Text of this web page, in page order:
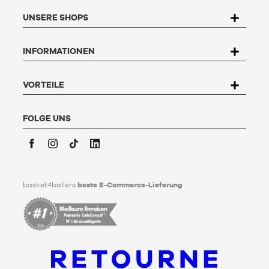
dem Gesetz Nr. 78-17 vom 6. Januar 1978 über Informatik,
Dateien und Freiheitsrechte haben Sie das Recht, auf die Sie
widersprechen und zu löschen. Um dieses Recht auszuüben,
kann der Nutzer an Basket4Ballers, 104 rue de Hochfelden,
Kundenservice
klicken Sie
.
Lebzeiten Richtlinien für die Aufbewahrung, Löschung und
Weitergabe seiner personenbezogenen Daten nach seinem
Tod festlegen kann. Um mehr darüber zu erfahren,
bitte hier
UNSERE SHOPS
INFORMATIONEN
VORTEILE
FOLGE UNS
basket4ballers beste E-Commerce-Lieferung